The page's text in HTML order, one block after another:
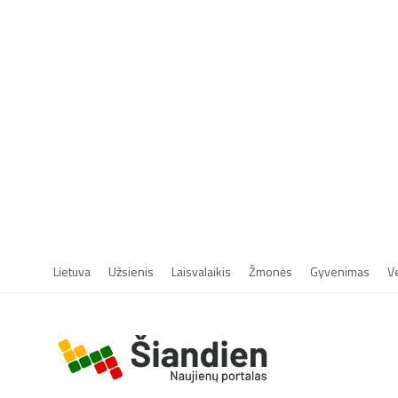
Lietuva Užsienis Laisvalaikis Žmonės Gyvenimas
r